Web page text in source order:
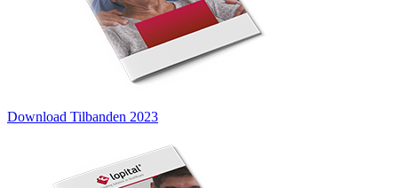
Download Tilbanden 2023